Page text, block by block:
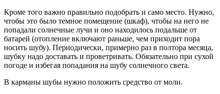
Кроме того важно правильно подобрать и само место. Нужно,
чтобы это было темное помещение (шкаф), чтобы на него не
попадали солнечные лучи и оно находилось подальше от
батарей (отопление включают раньше, чем приходит пора
носить шубу). Периодически, примерно раз в полтора месяца,
шубку надо доставать и проветривать. Обязательно при сухой
погоде и избегая попадания на шубу солнечного света.
В карманы шубы нужно положить средство от моли.